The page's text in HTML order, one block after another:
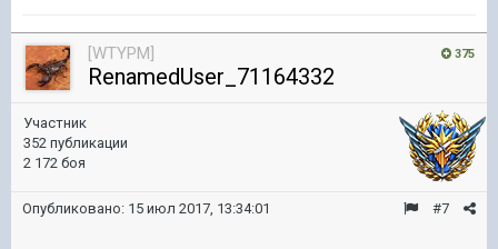
375
[WTYPM]
RenamedUser_71164332
Участник
352 публикации
2 172 боя
#7
Опубликовано: 15 июл 2017, 13:34:01